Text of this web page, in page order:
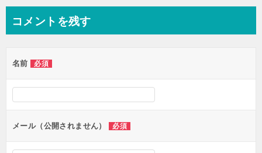
コメントを残す
名前 必須
メール（公開されません） 必須